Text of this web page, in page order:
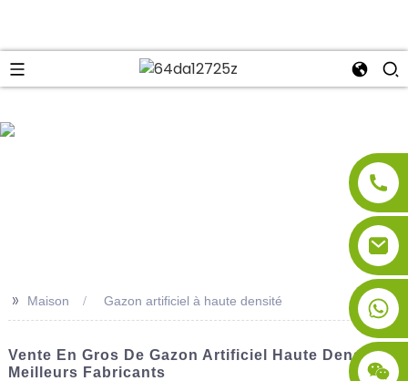
>> Maison Gazon artificiel à haute densité
Vente En Gros De Gazon Artificiel Haute Densité |
Meilleurs Fabricants